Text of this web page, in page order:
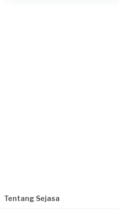
Tentang Sejasa